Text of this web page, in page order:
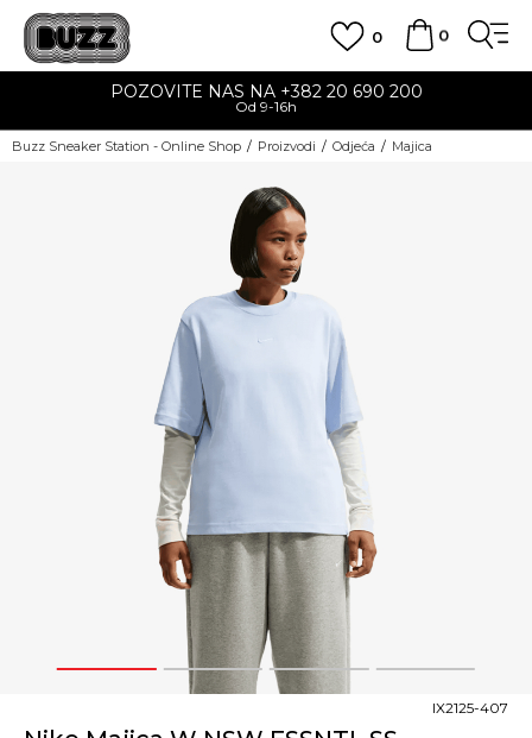
0
0
POZOVITE NAS NA +382 20 690 200
Od 9-16h
Buzz Sneaker Station - Online Shop Proizvodi Odjeća Majica
1 2 3 4
IX2125-407